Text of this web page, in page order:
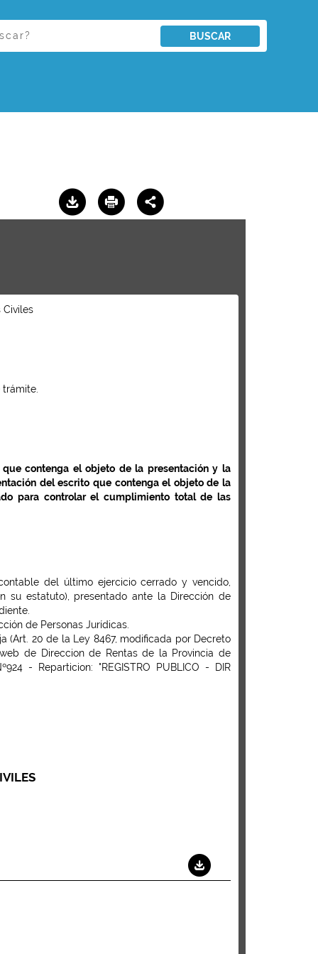
BUSCAR
Civiles
contenga el objeto de la presentación y la
del escrito que contenga el objeto de la
para controlar el cumplimiento total de las
del último ejercicio cerrado y vencido,
estatuto), presentado ante la Dirección de
de Personas Jurídicas.
(Art. 20 de la Ley 8467, modificada por Decreto
de Direccion de Rentas de la Provincia de
- Reparticion: "REGISTRO PUBLICO - DIR